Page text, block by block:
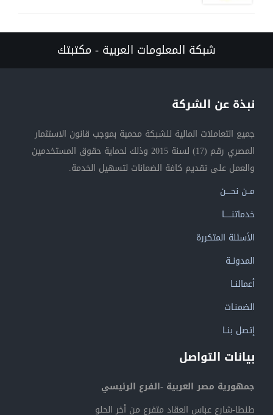
شبكة المعلومات العربية - مكتبتك
نبذة عن الشركة
جميع التعاملات المالية للشبكة محمية بموجب قانون الاستثمار
المصري رقم (17) لسنة 2015 وذلك لحماية حقوق المستخدمين
والعمل على تقديم كافة الضمانات لتسهيل الخدمة.
مــن نحــــن
خدماتنــــــا
الأسئلة المتكررة
المدونــة
أعمالنــا
الضمنـات
إتصل بنــا
بيانات التواصل
جمهورية مصر العربية -الفرع الرئيسي
طنطا-شارع عباس العقاد متفرع من أخر الحلو